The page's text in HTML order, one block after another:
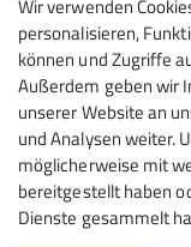
Bitte bei der
bereit halten.
Sektion
Wir verwenden
personalisieren,
können und Zugriffe
Außerdem geben wir
unserer Website an
und Analysen weiter.
möglicherweise mit
bereitgestellt haben
Dienste gesammelt